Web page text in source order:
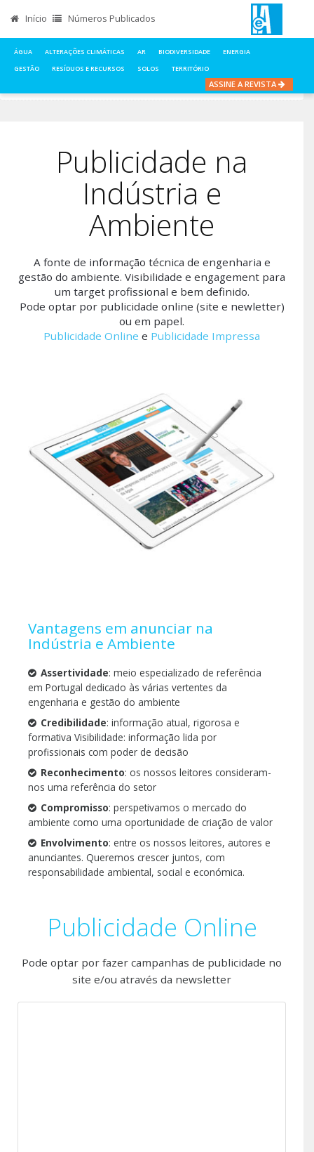
Início Números Publicados
ÁGUA ALTERAÇÕES CLIMÁTICAS AR BIODIVERSIDADE
ENERGIA
GESTÃO
RESÍDUOS E RECURSOS SOLOS TERRITÓRIO
ASSINE A REVISTA
Publicidade na
Indústria e
Ambiente
A fonte de informação técnica de engenharia e
gestão do ambiente. Visibilidade e engagement para
um target profissional e bem definido.
Pode optar por publicidade online (site e newletter)
ou em papel.
Publicidade Online e Publicidade Impressa
Vantagens em anunciar na
Indústria e Ambiente
Assertividade: meio especializado de referência
em Portugal dedicado às várias vertentes da
engenharia e gestão do ambiente
Credibilidade: informação atual, rigorosa e
formativa Visibilidade: informação lida por
profissionais com poder de decisão
Reconhecimento: os nossos leitores consideram-
nos uma referência do setor
Compromisso: perspetivamos o mercado do
ambiente como uma oportunidade de criação de valor
Envolvimento: entre os nossos leitores, autores e
anunciantes. Queremos crescer juntos, com
responsabilidade ambiental, social e económica.
Publicidade Online
Pode optar por fazer campanhas de publicidade no
site e/ou através da newsletter